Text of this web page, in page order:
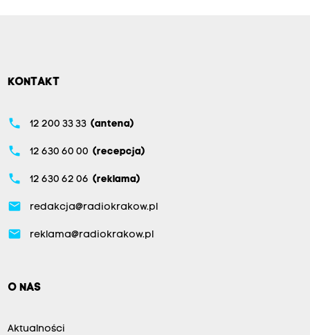
KONTAKT
phone 12 200 33 33 (antena)
phone 12 630 60 00 (recepcja)
phone 12 630 62 06 (reklama)
email redakcja@radiokrakow.pl
email reklama@radiokrakow.pl
O NAS
Aktualności